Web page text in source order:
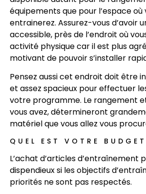
équipements que pour l’espace où
entrainerez. Assurez-vous d’avoir
accessible, près de l’endroit où
activité physique car il est plus
motivant de pouvoir s’installer
Pensez aussi cet endroit doit être
et assez spacieux pour effectuer
votre programme. Le rangement
vous avez, détermineront
matériel que vous allez vous
QUEL EST VOTRE
L’achat d’articles d’entraînement
dispendieux si les objectifs
priorités ne sont pas respectés.